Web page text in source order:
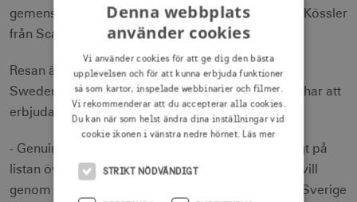
gemensamma utlandsmarknaderna, säger Martin Kössler
från Scandinavian Outdoor Group.
Resan är en del av ett större koncept, Academy of
Sweden, där VisitSweden visar det bästa Sverige har att
erbjuda inom olika ämnesområden och regioner.
- Genuina naturupplevelser i orörd miljö ligger högt på
listan över vad utländska besökare efterfrågar. Vi vill
genom en sådan här resa öka kunskapen om vad Sverige
Denna webbplats
använder cookies
Vi använder cookies för att ge dig den bästa
upplevelsen och för att kunna erbjuda funktioner
så som kartor, inspelade webbinarier och filmer.
Vi rekommenderar att du accepterar alla cookies.
Du kan när som helst ändra dina inställningar vid
cookie ikonen i vänstra nedre hörnet. Läs mer
STRIKT NÖDVÄNDIGT